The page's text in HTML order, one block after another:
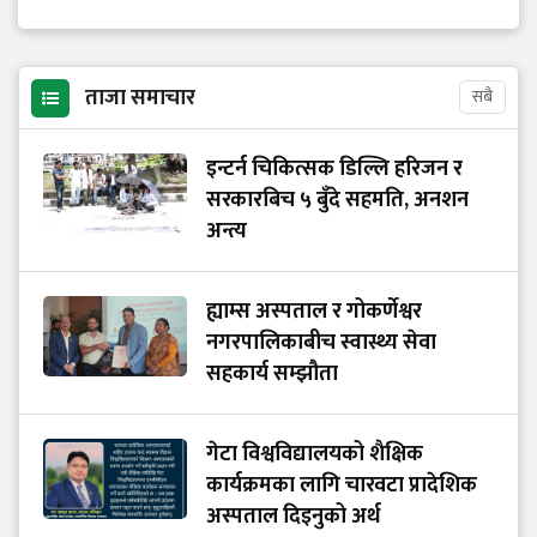
ताजा समाचार सबै
इन्टर्न चिकित्सक डिल्लि हरिजन र
सरकारबिच ५ बुँदे सहमति, अनशन
अन्त्य
ह्याम्स अस्पताल र गोकर्णेश्वर
नगरपालिकाबीच स्वास्थ्य सेवा
सहकार्य सम्झौता
गेटा विश्वविद्यालयको शैक्षिक
कार्यक्रमका लागि चारवटा प्रादेशिक
अस्पताल दिइनुको अर्थ